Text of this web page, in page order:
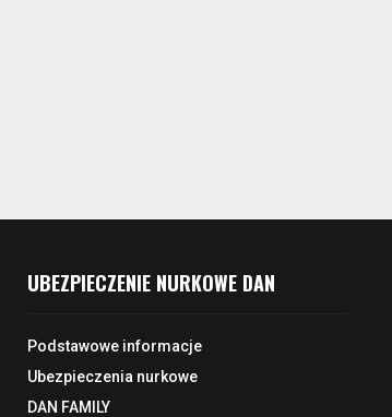
UBEZPIECZENIE NURKOWE DAN
Podstawowe informacje
Ubezpieczenia nurkowe
DAN FAMILY